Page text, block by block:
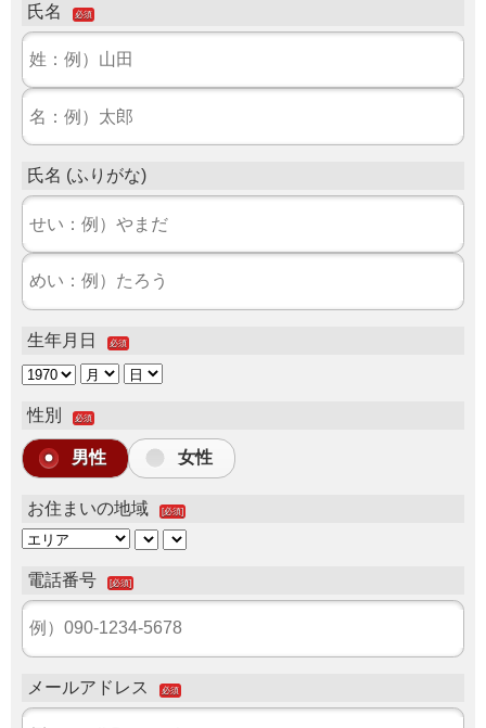
氏名 必須
氏名 (ふりがな)
生年月日 必須
性別 必須
男性 女性
お住まいの地域 [必須]
電話番号 [必須]
メールアドレス 必須